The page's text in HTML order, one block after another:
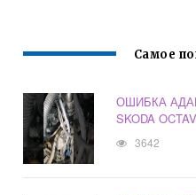
Самое
ОШИБКА
SKODA
3642